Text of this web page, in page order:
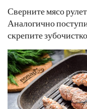
Сверните мясо
Аналогично
скрепите